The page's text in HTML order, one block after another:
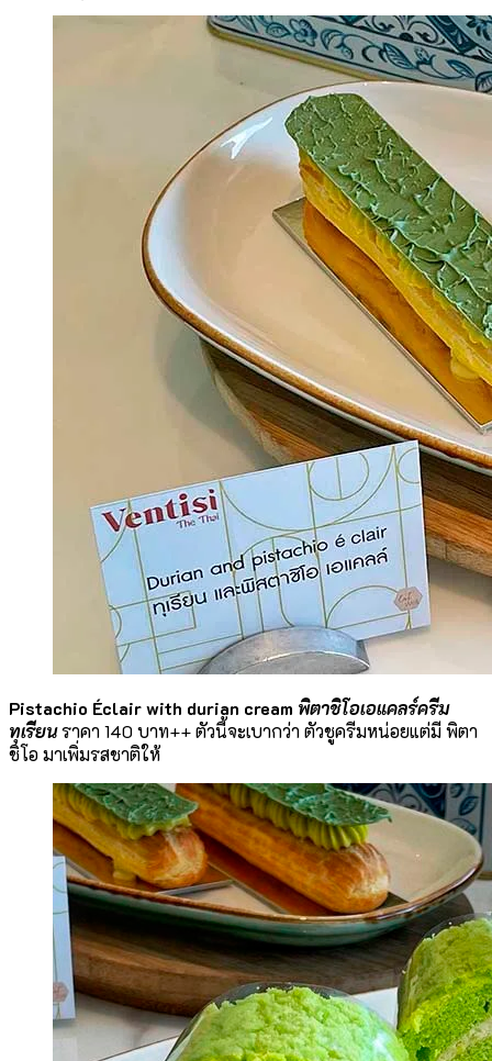
Pistachio Éclair with durian cream พิตาชิโอเอแคลร์ครีม
ทุเรียนราคา 140 บาท++ ตัวนี้จะเบากว่า ตัวชูครีมหน่อยแต่มี พิตา
ชิโอ มาเพิ่มรสชาติให้